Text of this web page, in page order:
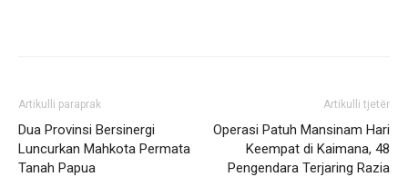
Artikulli paraprak
Dua Provinsi Bersinergi
Luncurkan Mahkota Permata
Tanah Papua
Artikulli tjetër
Operasi Patuh Mansinam Hari
Keempat di Kaimana, 48
Pengendara Terjaring Razia